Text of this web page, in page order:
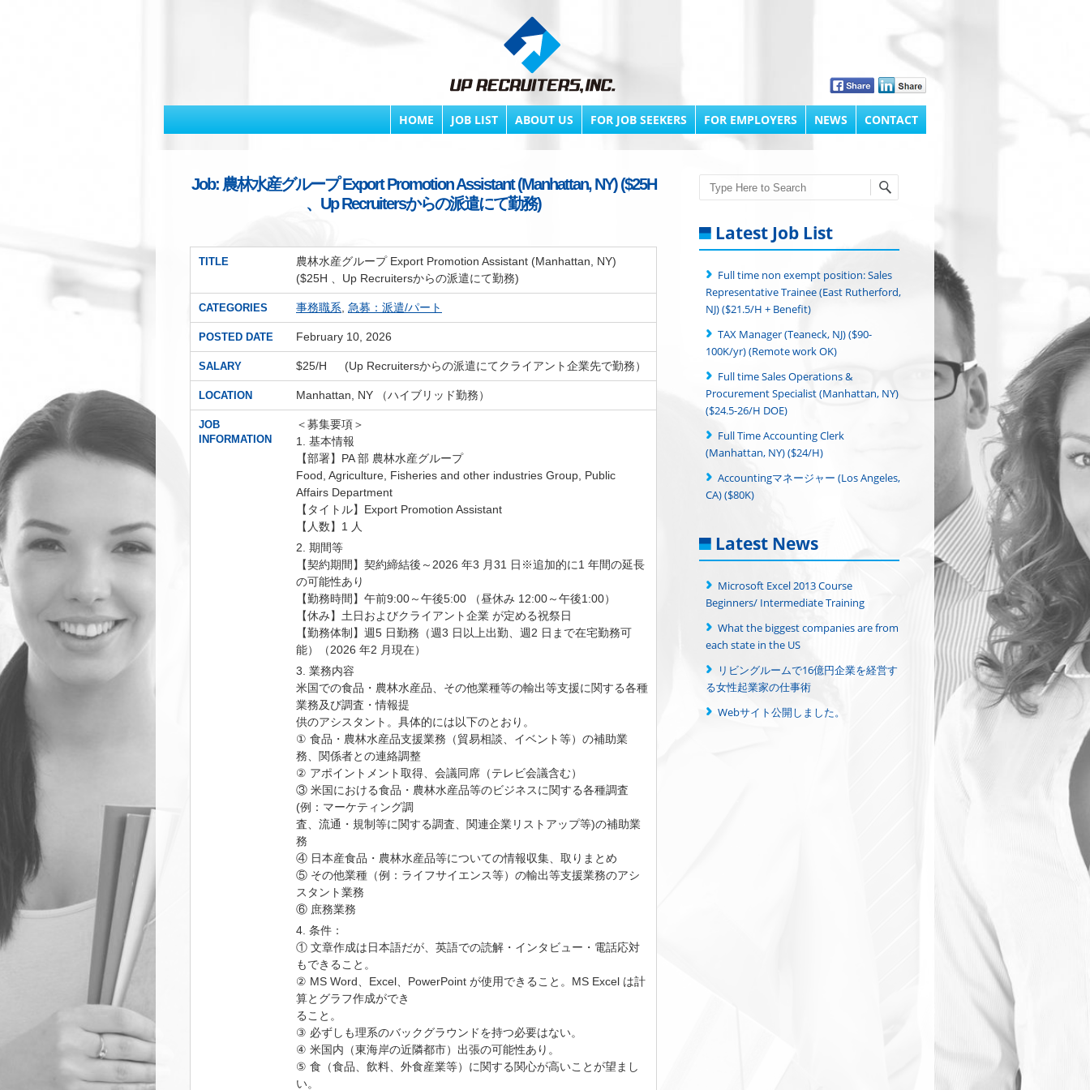
HOME JOB LIST ABOUT US FOR JOB SEEKERS FOR EMPLOYERS NEWS CONTACT
Job: 農林水産グループ Export Promotion Assistant (Manhattan, NY) ($25H
、Up Recruitersからの派遣にて勤務)
TITLE
農林水産グループ Export Promotion Assistant (Manhattan, NY)
($25H 、Up Recruitersからの派遣にて勤務)
CATEGORIES 事務職系 急募：派遣/パート
POSTED DATE February 10, 2026
SALARY $25/H (Up Recruitersからの派遣にてクライアント企業先で勤務）
LOCATION Manhattan, NY （ハイブリッド勤務）
JOB
INFORMATION
＜募集要項＞
1. 基本情報
【部署】PA 部 農林水産グループ
Food, Agriculture, Fisheries and other industries Group, Public
Affairs Department
【タイトル】Export Promotion Assistant
【人数】1 人
2. 期間等
【契約期間】契約締結後～2026 年3 月31 日※追加的に1 年間の延長
の可能性あり
【勤務時間】午前9:00～午後5:00 （昼休み 12:00～午後1:00）
【休み】土日およびクライアント企業 が定める祝祭日
【勤務体制】週5 日勤務（週3 日以上出勤、週2 日まで在宅勤務可
能）（2026 年2 月現在）
3. 業務内容
米国での食品・農林水産品、その他業種等の輸出等支援に関する各種
業務及び調査・情報提
供のアシスタント。具体的には以下のとおり。
① 食品・農林水産品支援業務（貿易相談、イベント等）の補助業
務、関係者との連絡調整
② アポイントメント取得、会議同席（テレビ会議含む）
③ 米国における食品・農林水産品等のビジネスに関する各種調査
(例：マーケティング調
査、流通・規制等に関する調査、関連企業リストアップ等)の補助業
務
④ 日本産食品・農林水産品等についての情報収集、取りまとめ
⑤ その他業種（例：ライフサイエンス等）の輸出等支援業務のアシ
スタント業務
⑥ 庶務業務
4. 条件：
① 文章作成は日本語だが、英語での読解・インタビュー・電話応対
もできること。
② MS Word、Excel、PowerPoint が使用できること。MS Excel は計
算とグラフ作成ができ
ること。
③ 必ずしも理系のバックグラウンドを持つ必要はない。
④ 米国内（東海岸の近隣都市）出張の可能性あり。
⑤ 食（食品、飲料、外食産業等）に関する関心が高いことが望まし
い。
Search
Latest Job List
Full time non exempt position: Sales
Representative Trainee (East Rutherford,
NJ) ($21.5/H + Benefit)
TAX Manager (Teaneck, NJ) ($90-
100K/yr) (Remote work OK)
Full time Sales Operations &
Procurement Specialist (Manhattan, NY)
($24.5-26/H DOE)
Full Time Accounting Clerk
(Manhattan, NY) ($24/H)
Accountingマネージャー (Los Angeles,
CA) ($80K)
Latest News
Microsoft Excel 2013 Course
Beginners/ Intermediate Training
What the biggest companies are from
each state in the US
リビングルームで16億円企業を経営す
る女性起業家の仕事術
Webサイト公開しました。